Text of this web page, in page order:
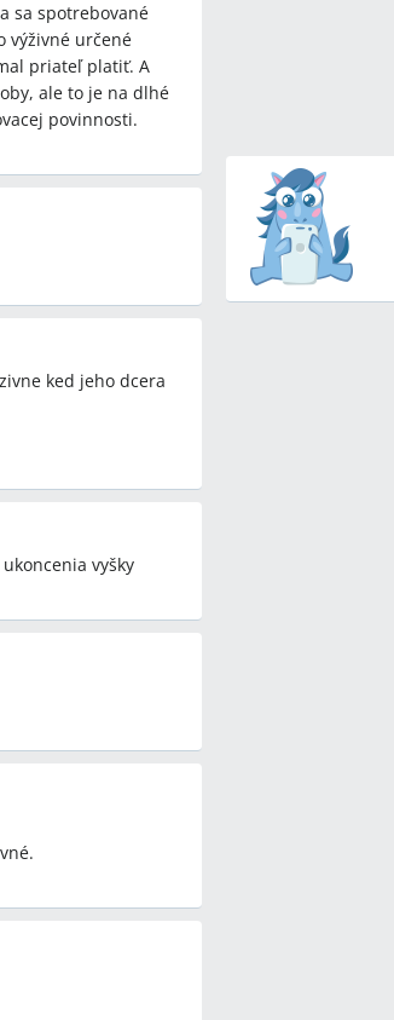
hranica
právnické
pevný vek a
keď sa tvrdí, že
skolu),
prídavok na
sa spotrebované
výživné určené
priateľ platiť. A
ale to je na dlhé
povinnosti.
ked jeho dcera
vyšky